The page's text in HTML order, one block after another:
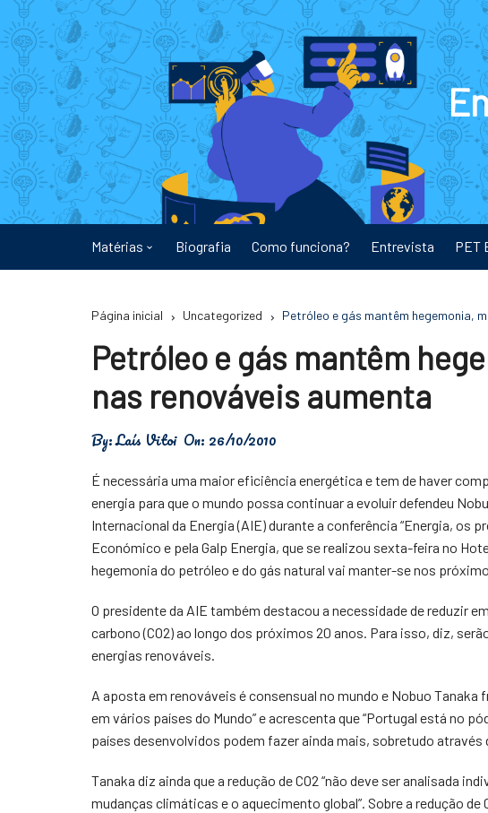
para
conteúdo
Matérias
Energia
Física
Meio Ambiente
Saúde
Biografia Como funciona? Entrevista PET
Página inicial Uncategorized Petróleo e gás mantêm hegemonia,
Petróleo e gás mantêm
nas renováveis aumenta
By:Laís Vitoi On: 26/10/2010
É necessária uma maior eficiência energética e tem de haver
energia para que o mundo possa continuar a evoluir defendeu
Internacional da Energia (AIE) durante a conferência “Energia, os
Económico e pela Galp Energia, que se realizou sexta-feira no
hegemonia do petróleo e do gás natural vai manter-se nos
O presidente da AIE também destacou a necessidade de reduzir
carbono (CO2) ao longo dos próximos 20 anos. Para isso, diz,
energias renováveis.
A aposta em renováveis é consensual no mundo e Nobuo
em vários países do Mundo” e acrescenta que “Portugal está no
países desenvolvidos podem fazer ainda mais, sobretudo através
Tanaka diz ainda que a redução de CO2 “não deve ser analisada
mudanças climáticas e o aquecimento global”. Sobre a redução de